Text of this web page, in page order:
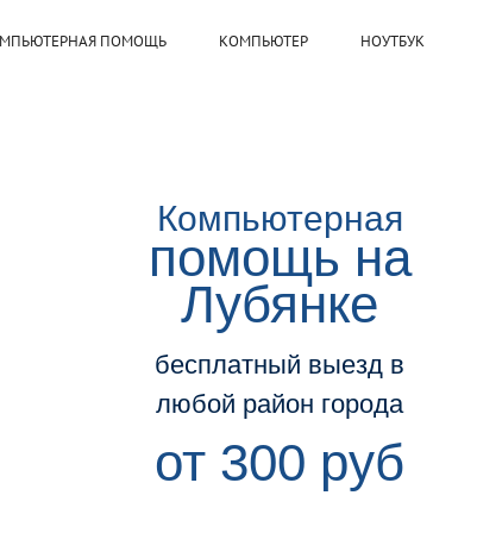
ПОМОЩЬ КОМПЬЮТЕР НОУТБУК
Компьютерная
помощь на
Лубянке
бесплатный выезд в
любой район города
от 300 руб